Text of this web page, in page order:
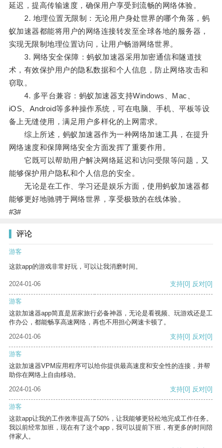
延迟，提高传输速度，确保用户享受到流畅的网络体验。
2. 地理位置无限制：无论用户身处世界的哪个角落，蚂
蚁加速器都能将用户的网络连接转发至全球各地的服务器，
实现无限制地理位置访问，让用户畅游网络世界。
3. 网络安全保障：蚂蚁加速器采用加密通信和隧道技
术，有效保护用户的隐私数据和个人信息，防止网络攻击和
窃取。
4. 多平台兼容：蚂蚁加速器支持Windows、Mac、
iOS、Android等多种操作系统，可在电脑、手机、平板等设
备上无缝使用，满足用户多样化的上网需求。
综上所述，蚂蚁加速器作为一种网络加速工具，在提升
网络速度和保障网络安全方面发挥了重要作用。
它既可以帮助用户解决网络延迟和访问受限等问题，又
能够保护用户隐私和个人信息的安全。
无论是在工作、学习还是娱乐方面，使用蚂蚁加速器都
能够更好地驰骋于网络世界，享受极致的在线体验。
#3#
评论
游客
这款app的游戏非常好玩，可以让我消磨时间。
2024-01-06 支持[0] 反对[0]
游客
这款加速器app简直是居家旅行必备神器，无论是看视频、玩游戏还是工
作办公，都能畅享高速网络，再也不用担心网速卡顿了。
2024-01-06
支持[0] 反对[0]
游客
这款加速器VPM应用程序可以给你提供最高速度和安全性的连接，并帮
助你在网络上自由移动。
2024-01-06
支持[0] 反对[0]
游客
这款app让我的工作效率提高了50%，让我能够更轻松地完成工作任务。
我以前经常加班，现在有了这个app，我可以提前下班，有更多的时间陪
伴家人。